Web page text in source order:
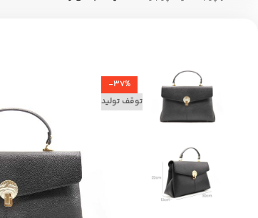
-37%
توقف تولید